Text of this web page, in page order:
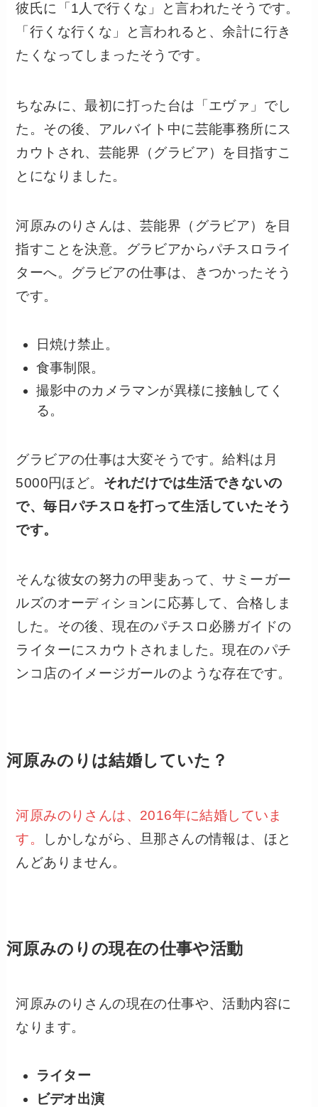
彼氏に「1人で行くな」と言われたそうです。
「行くな行くな」と言われると、余計に行き
たくなってしまったそうです。
ちなみに、最初に打った台は「エヴァ」でし
た。その後、アルバイト中に芸能事務所にス
カウトされ、芸能界（グラビア）を目指すこ
とになりました。
河原みのりさんは、芸能界（グラビア）を目
指すことを決意。グラビアからパチスロライ
ターへ。グラビアの仕事は、きつかったそう
です。
日焼け禁止。
食事制限。
撮影中のカメラマンが異様に接触してく
る。
グラビアの仕事は大変そうです。給料は月
5000円ほど。 それだけでは生活できないの
で、毎日パチスロを打って生活していたそう
です。
そんな彼女の努力の甲斐あって、サミーガー
ルズのオーディションに応募して、合格しま
した。その後、現在のパチスロ必勝ガイドの
ライターにスカウトされました。現在のパチ
ンコ店のイメージガールのような存在です。
河原みのりは結婚していた？
河原みのりさんは、2016年に結婚していま
す。
しかしながら、旦那さんの情報は、ほと
んどありません。
河原みのりの現在の仕事や活動
河原みのりさんの現在の仕事や、活動内容に
なります。
ライター
ビデオ出演